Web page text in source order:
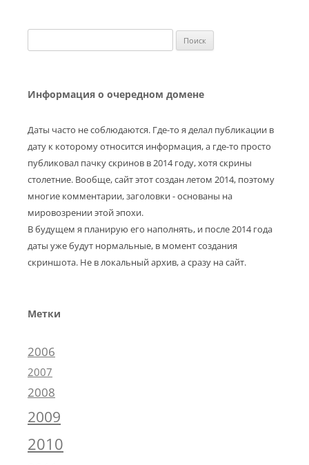
Информация о очередном домене
Даты часто не соблюдаются. Где-то я делал публикации в
дату к которому относится информация, а где-то просто
публиковал пачку скринов в 2014 году, хотя скрины
столетние. Вообще, сайт этот создан летом 2014, поэтому
многие комментарии, заголовки - основаны на
мировозрении этой эпохи.
В будущем я планирую его наполнять, и после 2014 года
даты уже будут нормальные, в момент создания
скриншота. Не в локальный архив, а сразу на сайт.
Метки
2006
2007
2008
2009
2010